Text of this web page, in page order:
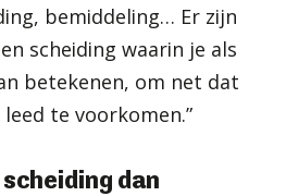
bemiddeling… Er zijn
scheiding waarin je als
betekenen, om net dat
te voorkomen.”
dan